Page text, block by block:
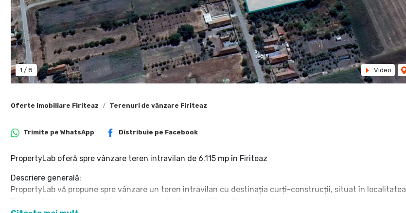
1 / 8 Video
Oferte imobiliare Firiteaz Terenuri de vânzare Firiteaz
Trimite pe WhatsApp Distribuie pe Facebook
PropertyLab oferă spre vânzare teren intravilan de 6.115 mp în Firiteaz
Descriere generală:
PropertyLab vă propune spre vânzare un teren intravilan cu destinația curți-construcții, situat în localitatea